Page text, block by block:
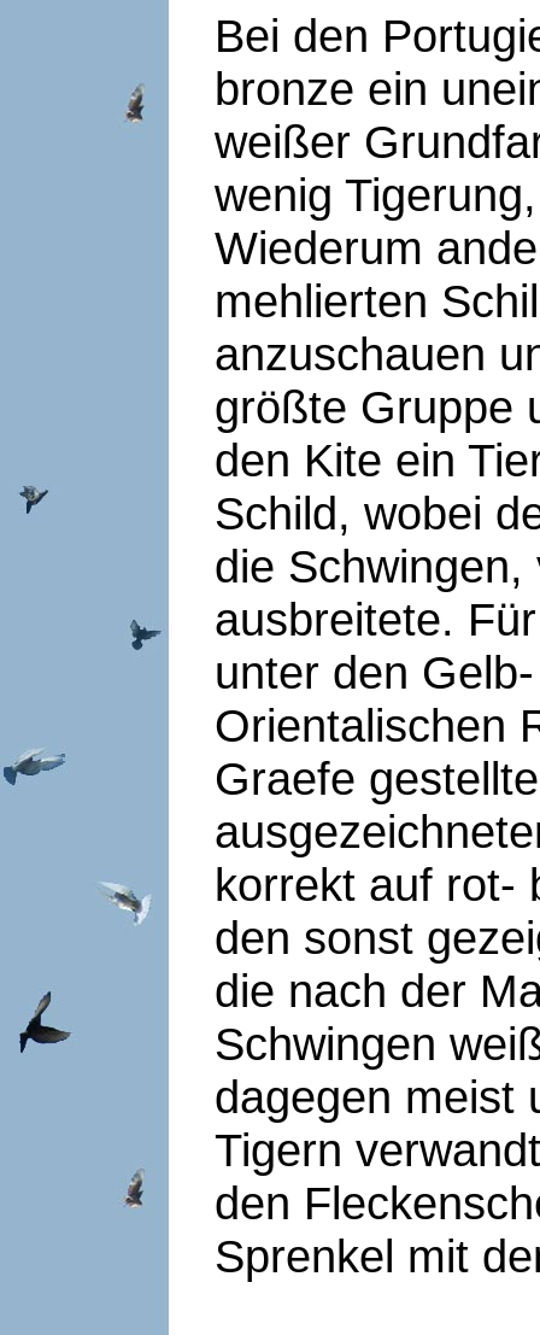
Bei den
bronze ein
weißer
wenig
Wiederum
mehlierten
anzuschauen
größte Gruppe
den Kite ein
Schild, wobei
die
ausbreitete.
unter den
Orientalischen
Graefe
korrekt auf rot-
den sonst
die nach der
Schwingen
dagegen meist
Tigern
den
Sprenkel mit